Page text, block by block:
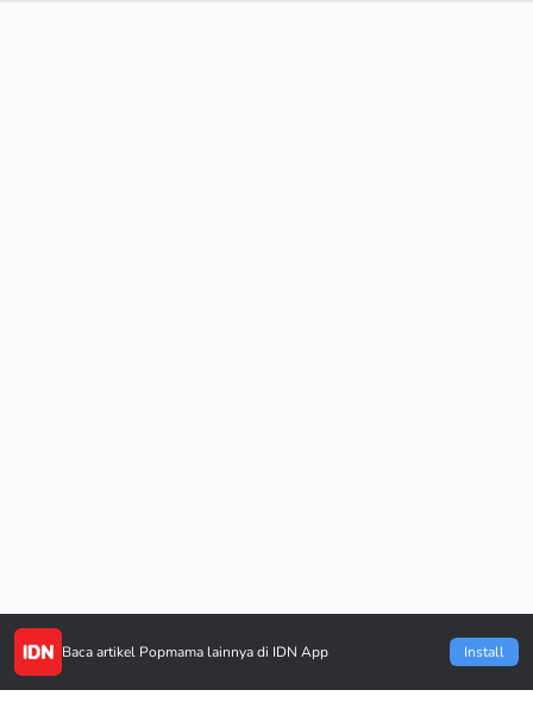
Baca artikel Popmama lainnya di IDN App Install